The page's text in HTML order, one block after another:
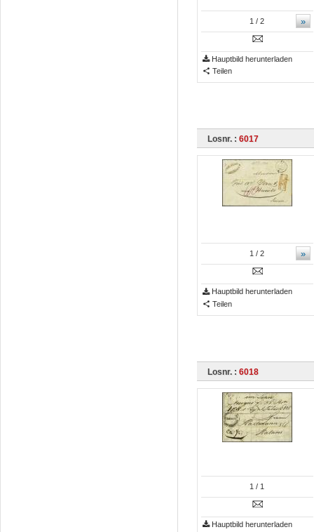
»
1 / 2
Hauptbild herunterladen
Teilen
Losnr. : 6017
»
1/ 2
Hauptbild herunterladen
Teilen
Losnr. : 6018
1 / 1
Hauptbild herunterladen